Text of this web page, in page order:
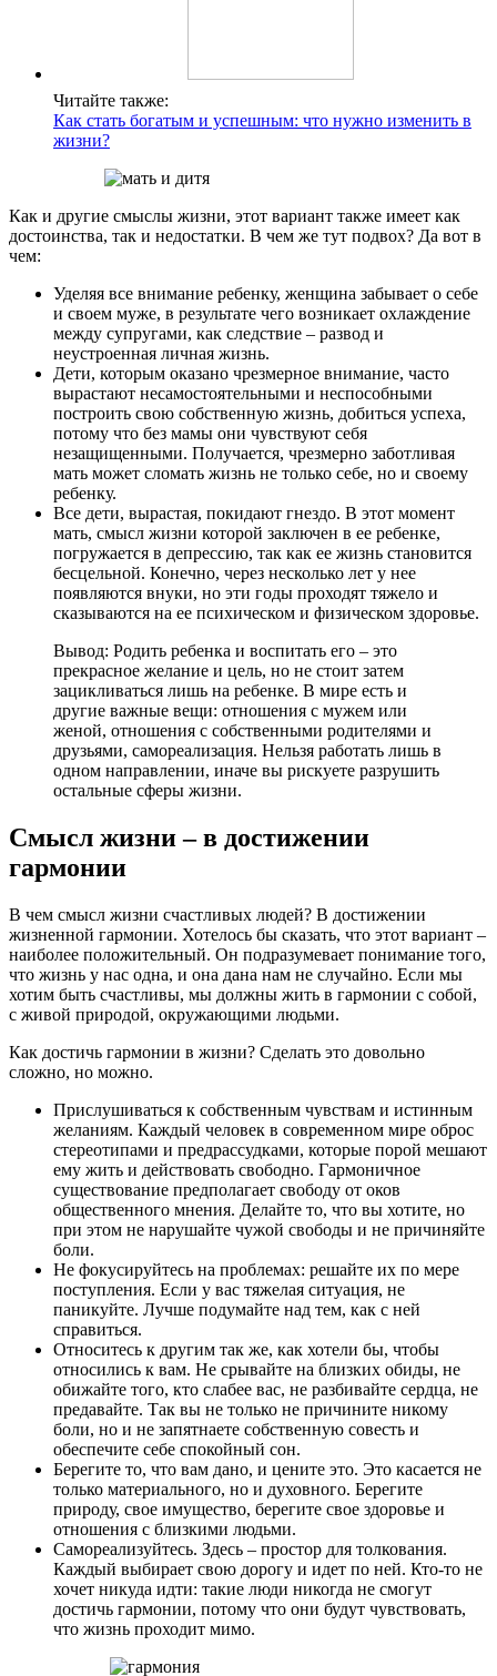
Читайте также:
Как стать богатым и успешным: что нужно изменить в
жизни?
Как и другие смыслы жизни, этот вариант также имеет как
достоинства, так и недостатки. В чем же тут подвох? Да вот в
чем:
Уделяя все внимание ребенку, женщина забывает о себе
и своем муже, в результате чего возникает охлаждение
между супругами, как следствие – развод и
неустроенная личная жизнь.
Дети, которым оказано чрезмерное внимание, часто
вырастают несамостоятельными и неспособными
построить свою собственную жизнь, добиться успеха,
потому что без мамы они чувствуют себя
незащищенными. Получается, чрезмерно заботливая
мать может сломать жизнь не только себе, но и своему
ребенку.
Все дети, вырастая, покидают гнездо. В этот момент
мать, смысл жизни которой заключен в ее ребенке,
погружается в депрессию, так как ее жизнь становится
бесцельной. Конечно, через несколько лет у нее
появляются внуки, но эти годы проходят тяжело и
сказываются на ее психическом и физическом здоровье.
Вывод: Родить ребенка и воспитать его – это
прекрасное желание и цель, но не стоит затем
зацикливаться лишь на ребенке. В мире есть и
другие важные вещи: отношения с мужем или
женой, отношения с собственными родителями и
друзьями, самореализация. Нельзя работать лишь в
одном направлении, иначе вы рискуете разрушить
остальные сферы жизни.
Смысл жизни – в достижении
гармонии
В чем смысл жизни счастливых людей? В достижении
жизненной гармонии. Хотелось бы сказать, что этот вариант –
наиболее положительный. Он подразумевает понимание того,
что жизнь у нас одна, и она дана нам не случайно. Если мы
хотим быть счастливы, мы должны жить в гармонии с собой,
с живой природой, окружающими людьми.
Как достичь гармонии в жизни? Сделать это довольно
сложно, но можно.
Прислушиваться к собственным чувствам и истинным
желаниям. Каждый человек в современном мире оброс
стереотипами и предрассудками, которые порой мешают
ему жить и действовать свободно. Гармоничное
существование предполагает свободу от оков
общественного мнения. Делайте то, что вы хотите, но
при этом не нарушайте чужой свободы и не причиняйте
боли.
Не фокусируйтесь на проблемах: решайте их по мере
поступления. Если у вас тяжелая ситуация, не
паникуйте. Лучше подумайте над тем, как с ней
справиться.
Относитесь к другим так же, как хотели бы, чтобы
относились к вам. Не срывайте на близких обиды, не
обижайте того, кто слабее вас, не разбивайте сердца, не
предавайте. Так вы не только не причините никому
боли, но и не запятнаете собственную совесть и
обеспечите себе спокойный сон.
Берегите то, что вам дано, и цените это. Это касается не
только материального, но и духовного. Берегите
природу, свое имущество, берегите свое здоровье и
отношения с близкими людьми.
Самореализуйтесь. Здесь – простор для толкования.
Каждый выбирает свою дорогу и идет по ней. Кто-то не
хочет никуда идти: такие люди никогда не смогут
достичь гармонии, потому что они будут чувствовать,
что жизнь проходит мимо.